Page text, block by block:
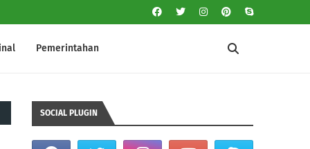
Pemerintahan
SOCIAL PLUGIN